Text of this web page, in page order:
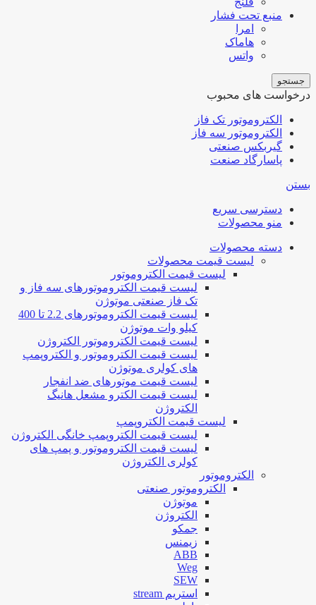
منبع تحت فشار
امرا
هاماک
واتس
جستجو
درخواست های محبوب
الکتروموتور تک فاز
الکتروموتور سه فاز
گیربکس صنعتی
پاسارگاد صنعت
بستن
دسترسی سریع
منو محصولات
دسته محصولات
لیست قیمت محصولات
لیست قیمت الکتروموتور
لیست قیمت الکتروموتورهای سه فاز و
تک فاز صنعتی موتوژن
لیست قیمت الکتروموتورهای 2.2 تا 400
کیلو وات موتوژن
لیست قیمت الکتروموتور الکتروژن
لیست قیمت الکتروموتور و الکتروپمپ
های کولری موتوژن
لیست قیمت موتورهای ضد انفجار
لیست قیمت الکترو مشعل هانیگ
الکتروژن
لیست قیمت الکتروپمپ
لیست قیمت الکتروپمپ خانگی الکتروژن
لیست قیمت الکتروموتور و پمپ های
کولری الکتروژن
الکتروموتور
الکتروموتور صنعتی
موتوژن
الکتروژن
جمکو
زیمنس
ABB
Weg
SEW
استریم stream